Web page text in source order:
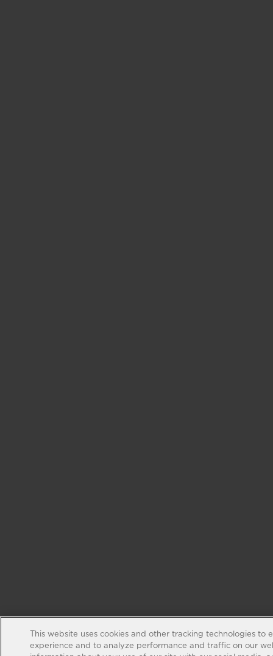
This website uses cookies and other tracking technologies to
experience and to analyze performance and traffic on our